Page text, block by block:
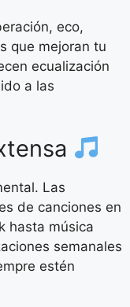
eco,
que mejoran tu
ecualización
a las
Las
de canciones en
hasta música
semanales
estén